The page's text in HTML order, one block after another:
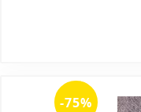
-75%